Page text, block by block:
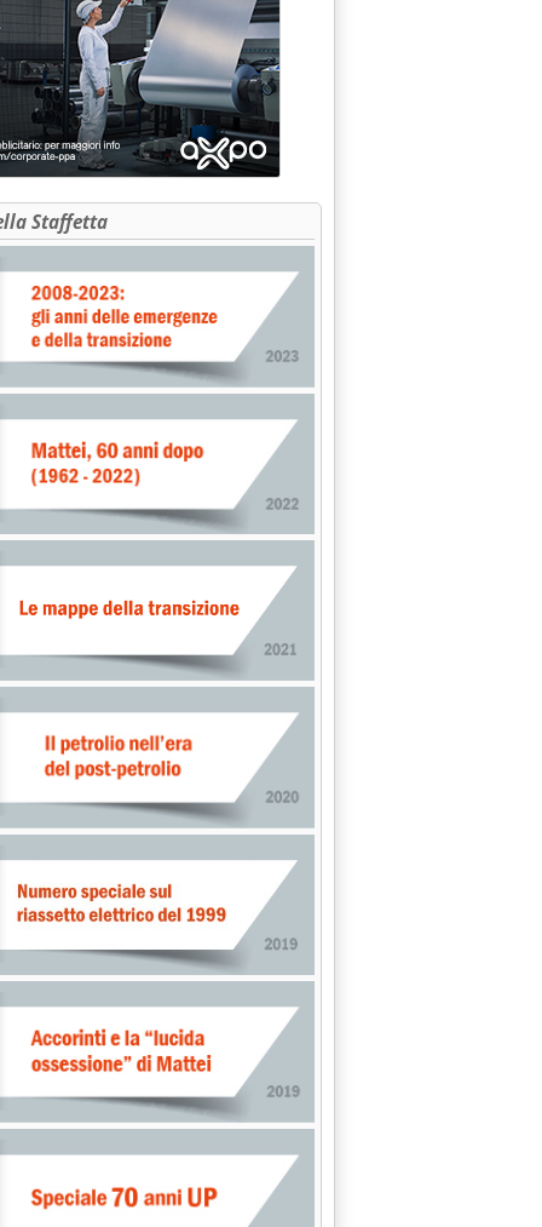
Unificata'
con impianti per 55 MWp'
Staffetta